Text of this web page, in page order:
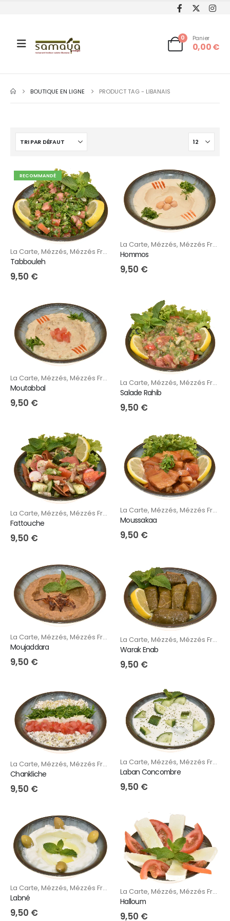
0 Panier
0,00€
BOUTIQUE EN LIGNE PRODUCT TAG - LIBANAIS
RECOMMANDÉ
La Carte, Mézzés, Mézzés Froids
Tabbouleh
9,50 €
La Carte, Mézzés, Mézzés Froids
Hommos
9,50 €
La Carte, Mézzés, Mézzés Froids
Moutabbal
9,50 €
La Carte, Mézzés, Mézzés Froids
Salade Rahib
9,50 €
La Carte, Mézzés, Mézzés Froids
Fattouche
9,50 €
La Carte, Mézzés, Mézzés Froids
Moussakaa
9,50 €
La Carte, Mézzés, Mézzés Froids
Moujaddara
9,50 €
La Carte, Mézzés, Mézzés Froids
Warak Enab
9,50 €
La Carte, Mézzés, Mézzés Froids
Chankliche
9,50 €
La Carte, Mézzés, Mézzés Froids
Laban Concombre
9,50 €
La Carte, Mézzés, Mézzés Froids
Labné
9,50 €
La Carte, Mézzés, Mézzés Froids
Halloum
9,50 €